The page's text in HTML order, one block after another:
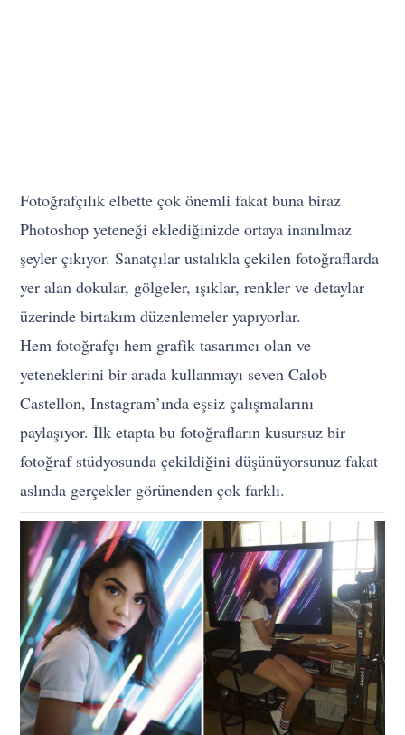
Fotoğrafçılık elbette çok önemli fakat buna biraz
Photoshop yeteneği eklediğinizde ortaya inanılmaz
şeyler çıkıyor. Sanatçılar ustalıkla çekilen fotoğraflarda
yer alan dokular, gölgeler, ışıklar, renkler ve detaylar
üzerinde birtakım düzenlemeler yapıyorlar.
Hem fotoğrafçı hem grafik tasarımcı olan ve
yeteneklerini bir arada kullanmayı seven Calob
Castellon, Instagram’ında eşsiz çalışmalarını
paylaşıyor. İlk etapta bu fotoğrafların kusursuz bir
fotoğraf stüdyosunda çekildiğini düşünüyorsunuz fakat
aslında gerçekler görünenden çok farklı.